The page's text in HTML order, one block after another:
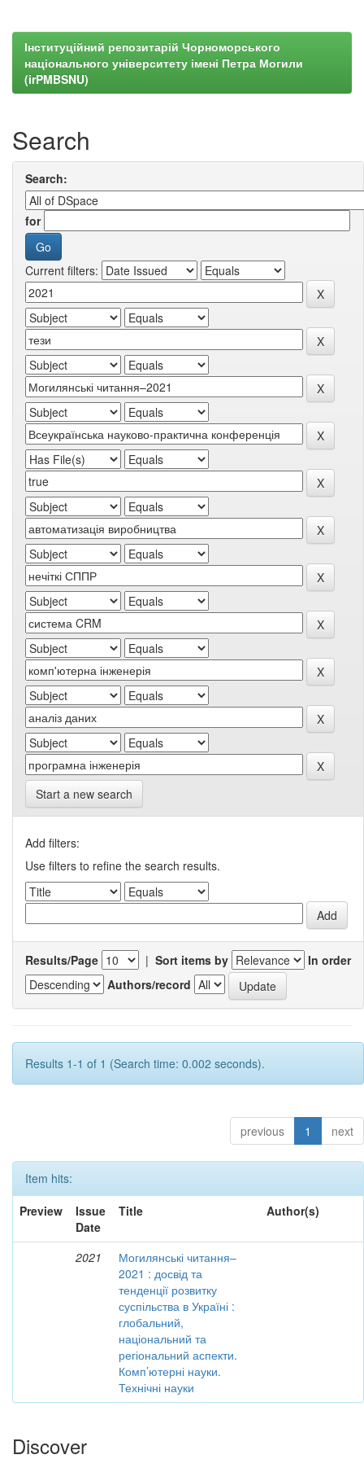
Інституційний репозитарій Чорноморського
національного університету імені Петра Могили
(irPMBSNU)
Search
Search:
for
Current filters:
Start a new search
Add filters:
Use filters to refine the search results.
Results/Page | Sort items by
In order
Authors/record
Results 1-1 of 1 (Search time: 0.002 seconds).
previous 1 next
Item hits:
Preview
Issue
Date
Title Author(s)
2021
Могилянські читання–
2021 : досвід та
тенденції розвитку
суспільства в Україні :
глобальний,
національний та
регіональний аспекти.
Комп’ютерні науки.
Технічні науки
Discover